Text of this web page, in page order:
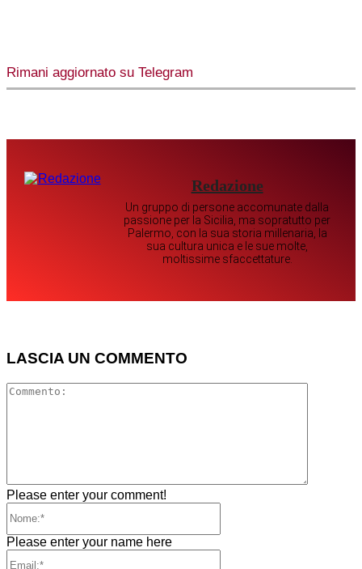
Rimani aggiornato su Telegram
Redazione
Un gruppo di persone accomunate dalla
passione per la Sicilia, ma sopratutto per
Palermo, con la sua storia millenaria, la
sua cultura unica e le sue molte,
moltissime sfaccettature.
LASCIA UN COMMENTO
Please enter your comment!
Please enter your name here